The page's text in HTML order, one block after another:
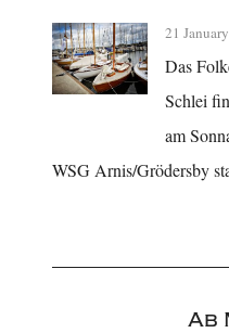
21
Das
Schlei
am
WSG Arnis/Grödersby
Ab